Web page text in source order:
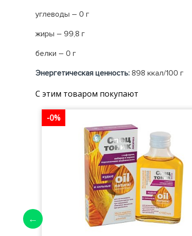
углеводы – 0 г
жиры – 99,8 г
белки – 0 г
Энергетическая ценность: 898 ккал/100 г
С этим товаром покупают
-0%